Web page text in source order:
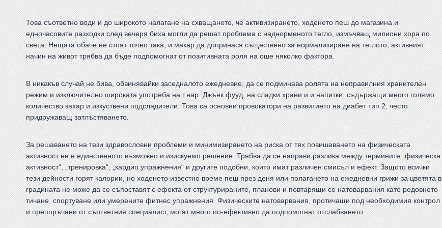
Това съответно води и до широкото налагане на схващането, че активизирането, ходенето пеш до магазина и
едночасовите разходки след вечеря биха могли да решат проблема с наднорменото тегло, измъчващ милиони хора по
света. Нещата обаче не стоят точно така, и макар да допринася съществено за нормализиране на теглото, активният
начин на живот трябва да бъде подпомогнат от позитивната роля на оше няколко фактора.
В никакъв случай не бива, обвинявайки заседналото ежедневие, да се подминава ролята на неправилния хранителен
режим и изключително широката употреба на т.нар. Джънк фууд, на сладки храни и и напитки, съдържащи много голямо
количество захар и изкуствени подсладители. Това са основни провокатори на развитието на диабет тип 2, често
придружаващ затлъстяването.
За решаването на тези здравословни проблеми и минимизирането на риска от тях повишаването на физическата
активност не е единственото възможно и изискуемо решение. Трябва да се направи разлика между термините „физическа
активност“, „тренировка“, „кардио упражнения“ и другите подобни, които имат различен смисъл и ефект. Защото всички
тези дейности горят калории, но ходенето известно време пеш през деня или полагането на ежедневни грижи за цветята в
градината не може да се съпоставят с ефекта от структурираните, планови и повтарящи се натоварвания като редовното
тичане, спортуване или умерените фитнес упражнения. Физическите натоварвания, протичащи под необходимия контрол
и препоръчани от съответния специалист, могат много по-ефективно да подпомогнат отслабването.